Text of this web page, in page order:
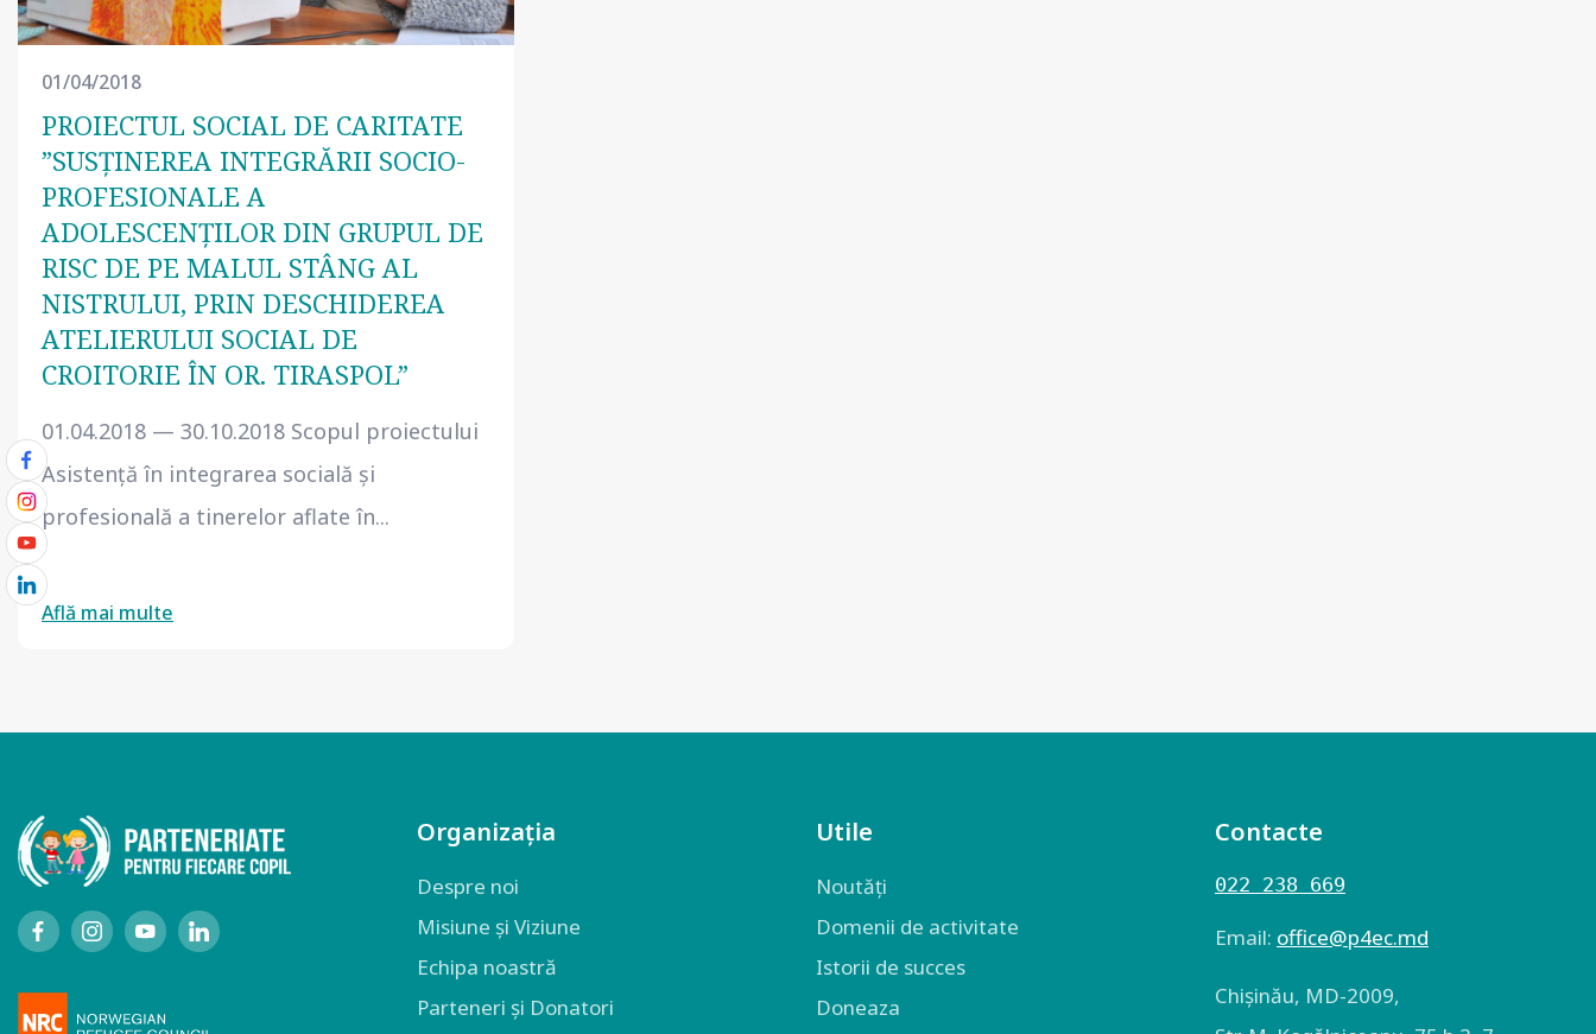
01/04/2018
PROIECTUL SOCIAL DE CARITATE
”SUSȚINEREA INTEGRĂRII SOCIO-
PROFESIONALE A
ADOLESCENȚILOR DIN GRUPUL DE
RISC DE PE MALUL STÂNG AL
NISTRULUI, PRIN DESCHIDEREA
ATELIERULUI SOCIAL DE
CROITORIE ÎN OR. TIRASPOL”
01.04.2018 — 30.10.2018 Scopul proiectului
Asistență în integrarea socială și
profesională a tinerelor aflate în...
Află mai multe
Organizația
Despre noi
Misiune și Viziune
Echipa noastră
Parteneri și Donatori
Utile
Noutăți
Domenii de activitate
Istorii de succes
Doneaza
Contacte
022 238 669
Email: оffice@p4ec.md
Chişinău, MD-2009,